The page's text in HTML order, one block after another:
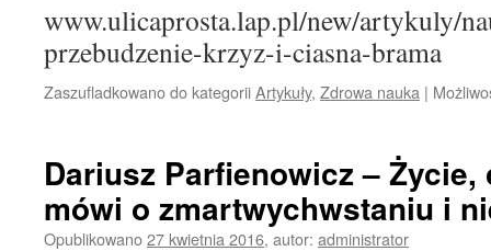
www.ulicaprosta.lap.pl/new/artykuly/
przebudzenie-krzyz-i-ciasna-brama
Zaszufladkowano do kategoriiArtykuły, Zdrowa nauka |
Dariusz Parfienowicz –
mówi o zmartwychwstaniu i
Opublikowano27 kwietnia 2016, autor: administrator